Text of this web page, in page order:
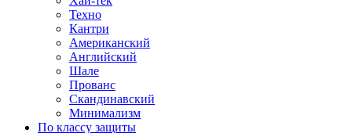
Техно
Кантри
Американский
Английский
Шале
Прованс
Скандинавский
Минимализм
По классу защиты